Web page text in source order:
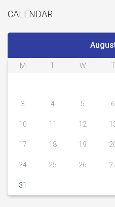
CALENDAR
M T W T
3 4 5 6
10 11 12
17 18 19
24 25 26
31